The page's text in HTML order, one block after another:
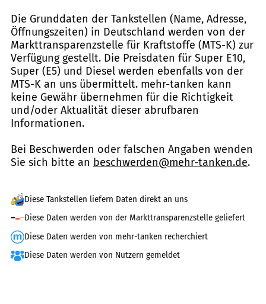
Die Grunddaten der Tankstellen (Name, Adresse,
Öffnungszeiten) in Deutschland werden von der
Markttransparenzstelle für Kraftstoffe (MTS-K) zur
Verfügung gestellt. Die Preisdaten für Super E10,
Super (E5) und Diesel werden ebenfalls von der
MTS-K an uns übermittelt. mehr-tanken kann
keine Gewähr übernehmen für die Richtigkeit
und/oder Aktualität dieser abrufbaren
Informationen.
Bei Beschwerden oder falschen Angaben wenden
Sie sich bitte an beschwerden@mehr-tanken.de.
Diese Tankstellen liefern Daten direkt an uns
Diese Daten werden von der Markttransparenzstelle geliefert
Diese Daten werden von mehr-tanken recherchiert
Diese Daten werden von Nutzern gemeldet